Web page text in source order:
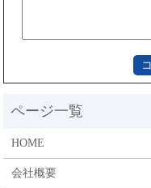
HOME
会社概要